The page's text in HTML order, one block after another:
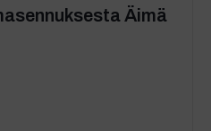
Äimä